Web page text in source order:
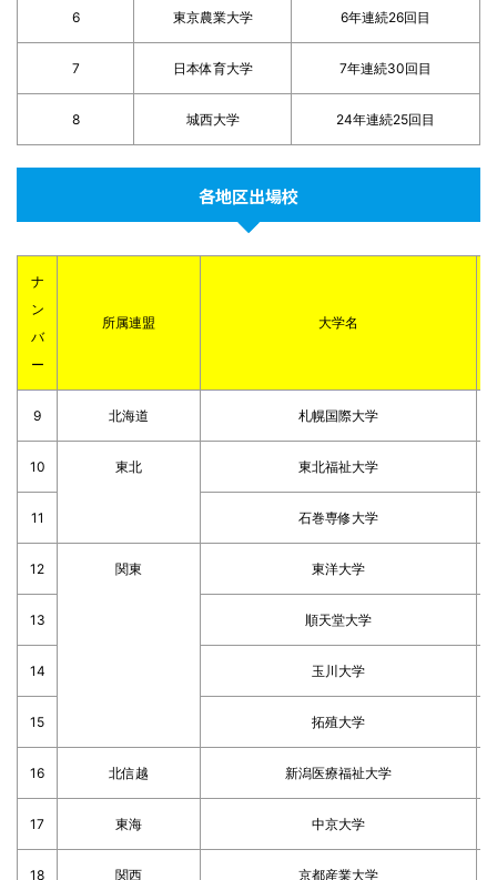
6 東京農業大学 6年連続26回目
7 日本体育大学 7年連続30回目
8 城西大学 24年連続25回目
各地区出場校
ナ
ン
バ
ー
所属連盟 大学名
9 北海道 札幌国際大学
10 東北 東北福祉大学
11 石巻専修大学
12 関東 東洋大学
13 順天堂大学
14 玉川大学
15 拓殖大学
16 北信越 新潟医療福祉大学
17 東海 中京大学
18 関西 京都産業大学